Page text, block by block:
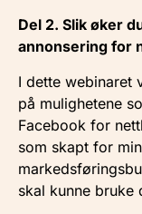
Del 2. Slik øker
annonsering for
I dette webinaret
på mulighetene
Facebook for
som skapt for
skal kunne bruke